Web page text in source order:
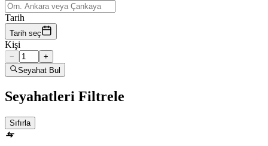
Tarih
Tarih seç
Kişi
−
+
Seyahat Bul
Seyahatleri Filtrele
Sıfırla